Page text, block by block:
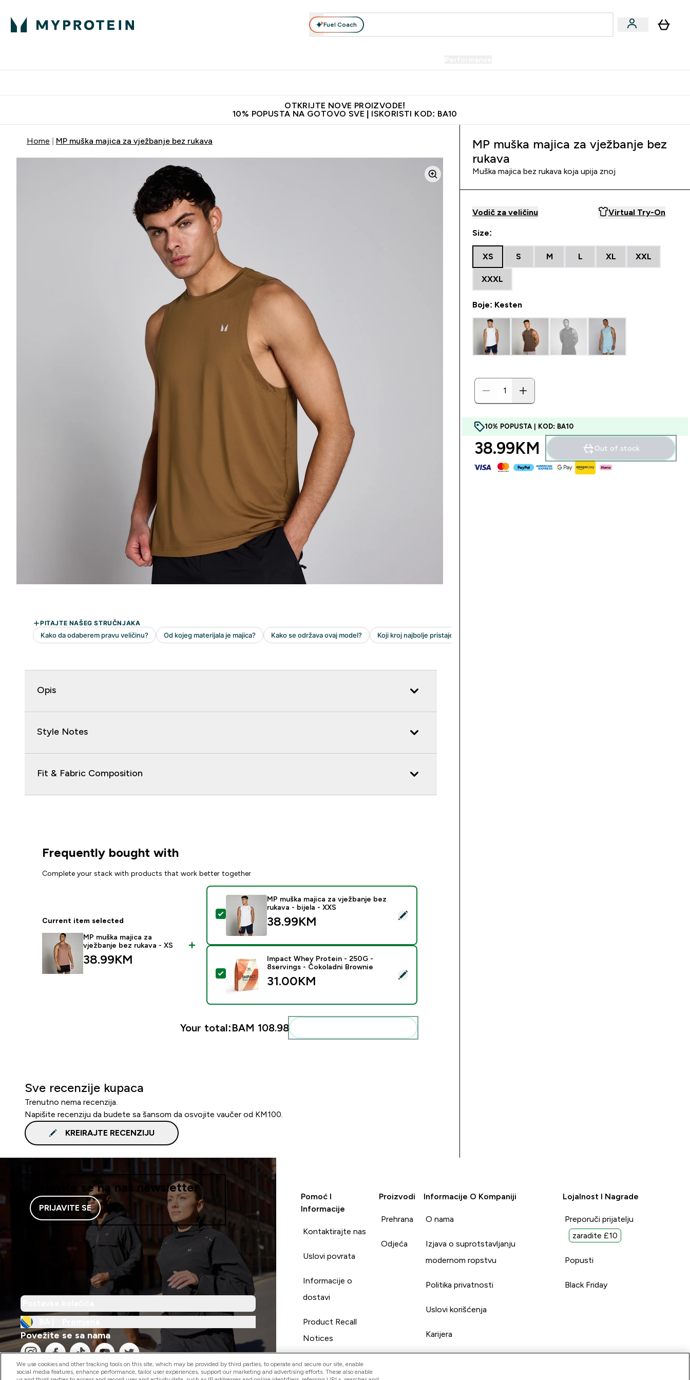
Fuel Coach
OTKRIJTE NOVE PROIZVODE!
10% POPUSTA NA GOTOVO SVE | ISKORISTI KOD: BA10
Home MP muška majica za vježbanje bez rukava
Opis
Style Notes
Fit & Fabric Composition
Frequently bought with
Complete your stack with products that work better together
Current item selected
MP muška majica za
vježbanje bez rukava - XS
38.99KM‎
Select this product - MP muška majica za vježbanje bez rukava - bijela - XXS
MP muška majica za vježbanje bez
rukava - bijela - XXS
38.99KM‎
Select this product - Impact Whey Protein - 250G - 8servings - Čokoladni Brownie
Impact Whey Protein - 250G -
8servings - Čokoladni Brownie
31.00KM‎
Your total:BAM 108.98‎
Sve recenzije kupaca
Trenutno nema recenzija.
Napišite recenziju da budete sa šansom da osvojite vaučer od KM100.
KREIRAJTE RECENZIJU
MP muška majica za vježbanje bez
rukava
Muška majica bez rukava koja upija znoj
Vodič za veličinu Virtual Try-On
Size:
XS S M L XL XXL
XXXL
Boje: Kesten
10% POPUSTA | KOD: BA10
38.99KM‎ Out of stock
Prijavite se na naš newsletter
PRIJAVITE SE
Povežite se sa nama
Pomoć I
Informacije
Kontaktirajte nas
Uslovi povrata
Informacije o
dostavi
Product Recall
Notices
Proizvodi
Prehrana
Odjeća
Informacije O Kompaniji
O nama
Izjava o suprotstavljanju
modernom ropstvu
Politika privatnosti
Uslovi korišćenja
Karijera
Lojalnost I Nagrade
Preporuči prijatelju
zaradite £10
Popusti
Black Friday
We use cookies and other tracking tools on this site, which may be provided by third parties, to operate and secure our site, enable
social media features, enhance performance, tailor user experiences, support our marketing and advertising efforts. These also enable